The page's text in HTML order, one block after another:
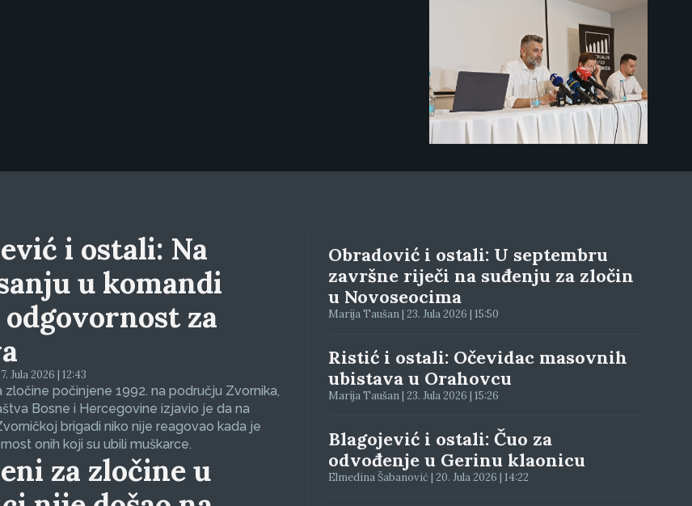
i ostali: Na
u komandi
za
Jula 2026 | 12:43
zločine počinjene 1992. na području Zvornika,
Bosne i Hercegovine izjavio je da na
brigadi niko nije reagovao kada je
onih koji su ubili muškarce.
za zločine u
Obradović i ostali: U septembru
završne riječi na suđenju za zločin
u Novoseocima
Marija Taušan | 23. Jula 2026 | 15:50
Ristić i ostali: Očevidac masovnih
ubistava u Orahovcu
Marija Taušan | 23. Jula 2026 | 15:26
Blagojević i ostali: Čuo za
odvođenje u Gerinu klaonicu
Elmedina Šabanović | 20. Jula 2026 | 14:22